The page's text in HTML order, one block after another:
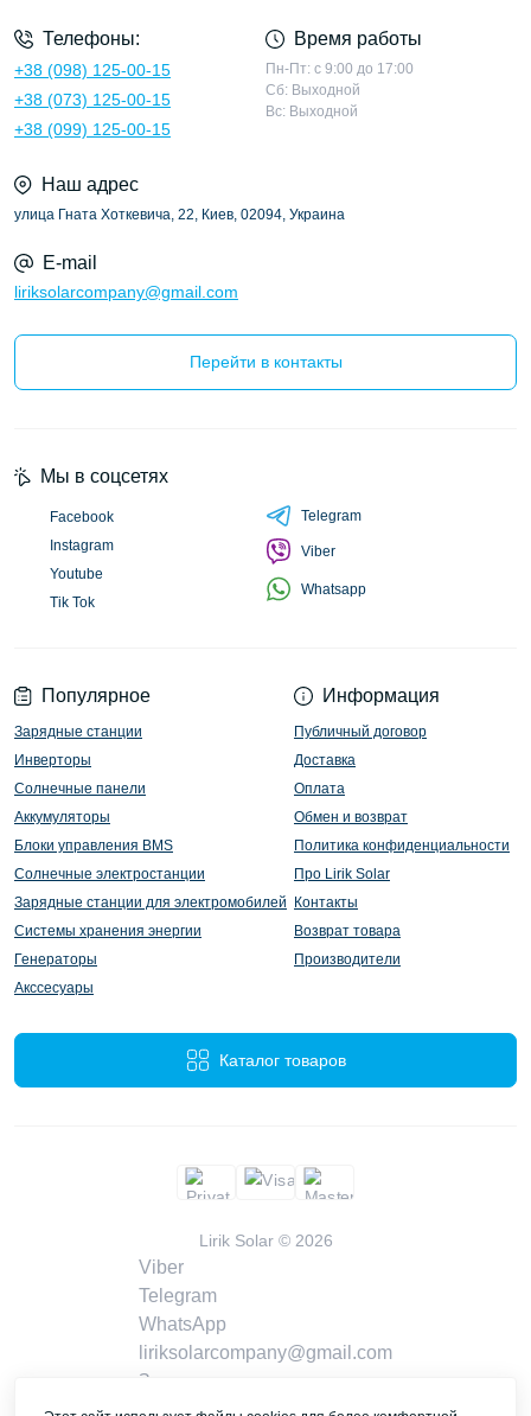
Телефоны:
+38 (098) 125-00-15
+38 (073) 125-00-15
+38 (099) 125-00-15
Время работы
Пн-Пт: с 9:00 до 17:00
Сб: Выходной
Вс: Выходной
Наш адрес
улица Гната Хоткевича, 22, Киев, 02094, Украина
E-mail
liriksolarcompany@gmail.com
Перейти в контакты
Популярное
Зарядные станции
Инверторы
Солнечные панели
Аккумуляторы
Блоки управления BMS
Солнечные электростанции
Зарядные станции для электромобилей
Системы хранения энергии
Генераторы
Акссесуары
Информация
Публичный договор
Доставка
Оплата
Обмен и возврат
Политика конфиденциальности
Про Lirik Solar
Контакты
Возврат товара
Производители
Каталог товаров
Мы в соцсетях
Facebook
Instagram
Youtube
Tik Tok
Telegram
Viber
Whatsapp
Lirik Solar © 2026
Viber
Telegram
WhatsApp
liriksolarcompany@gmail.com
Заказать звонок
Контакты